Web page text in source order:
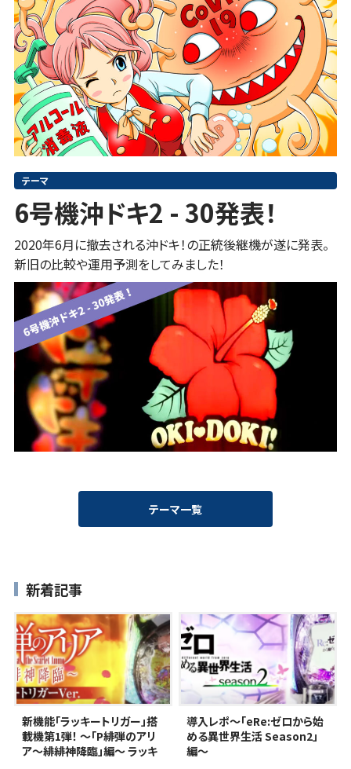
テーマ
6号機沖ドキ2 - 30発表！
2020年6月に撤去される沖ドキ！の正統後継機が遂に発表。
新旧の比較や運用予測をしてみました！
テーマ一覧
新着記事
新機能「ラッキートリガー」搭
載機第1弾！ ～「P緋弾のアリ
ア～緋緋神降臨」編～ ラッキ
導入レポ～｢eRe:ゼロから始
める異世界生活 Season2」
編～